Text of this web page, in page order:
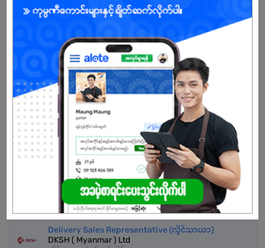
သက်တမ်းကုန်သွားပါပြီ
အကောင့်မရှိသေးဘူးလား?
နောက်ထပ်အလားတူအလုပ်များ
Sales Representative
Soe Family Distribution
လှိုင်သာယာ | ရန်ကုန်တိုင်း
Delivery Sales Representative (လှိုင်သာယာ)
DKSH ( Myanmar ) Ltd